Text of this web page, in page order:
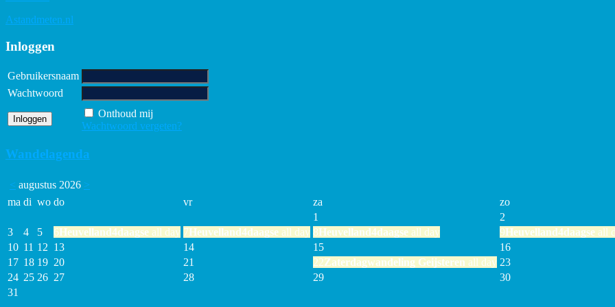
Astandmeten.nl
Inloggen
Gebruikersnaam
Wachtwoord
Onthoud mij
Wachtwoord vergeten?
Wandelagenda
< augustus 2026 >
ma di wo do vr za
zo
1
2
3
4 5 6Heuvelland4daagse all day 7Heuvelland4daagse all day 8Heuvelland4daagse all day 9Heuvelland4daagse all
10 11 12 13 14 15
16
17 18 19 20 21 22Zaterdagwandeling Geijsteren all day 23
24 25 26 27 28 29
30
31